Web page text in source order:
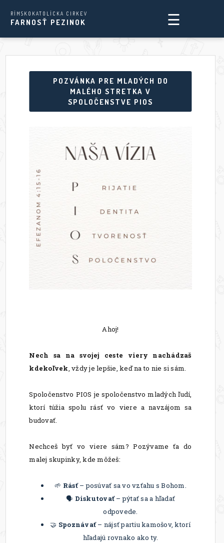
RÍMSKOKATOLÍCKA CIRKEV
FARNOSŤ PEZINOK ☰
POZVÁNKA PRE MLADÝCH DO
MALÉHO STRETKA V
SPOLOČENSTVE PIOS
Ahoj!
Nech sa na svojej ceste viery
nachádzaš
kdekoľvek, vždy je lepšie, keď na to nie si sám.
Spoločenstvo PIOS je spoločenstvo mladých ľudí,
ktorí túžia spolu rásť vo viere a navzájom sa
budovať.
Nechceš byť vo viere sám? Pozývame ťa do
malej skupinky, kde môžeš:
🌱 Rásť– posúvať sa vo vzťahu s Bohom.
🗣️ Diskutovať– pýtať sa a hľadať
odpovede.
🤝 Spoznávať– nájsť partiu kamošov, ktorí
hľadajú rovnako ako ty.